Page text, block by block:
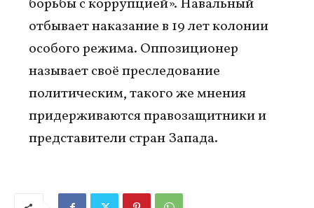
борьбы с коррупцией». Навальный
отбывает наказание в 19 лет колонии
особого режима. Оппозиционер
называет своё преследование
политическим, такого же мнения
придерживаются правозащитники и
представители стран Запада.